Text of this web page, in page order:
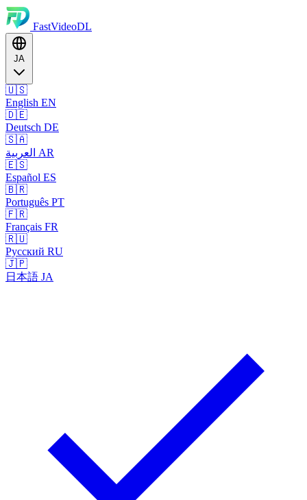
FastVideoDL
JA
🇺🇸
English EN
🇩🇪
Deutsch DE
🇸🇦
العربية AR
🇪🇸
Español ES
🇧🇷
Português PT
🇫🇷
Français FR
🇷🇺
Русский RU
🇯🇵
日本語 JA